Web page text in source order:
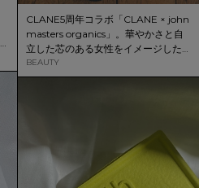
CLANE5周年コラボ「CLANE × john
masters organics」。華やかさと自
立した芯のある女性をイメージした
フレグランスバームをオンラインス
トアにて先行予約販売いたします。
BEAUTY